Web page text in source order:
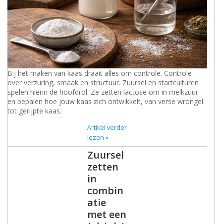
Bij het maken van kaas draait alles om controle. Controle
over verzuring, smaak en structuur. Zuursel en startculturen
spelen hierin de hoofdrol. Ze zetten lactose om in melkzuur
en bepalen hoe jouw kaas zich ontwikkelt, van verse wrongel
tot gerijpte kaas.
Artikel verder
lezen »
Zuursel
zetten
in
combin
atie
met een